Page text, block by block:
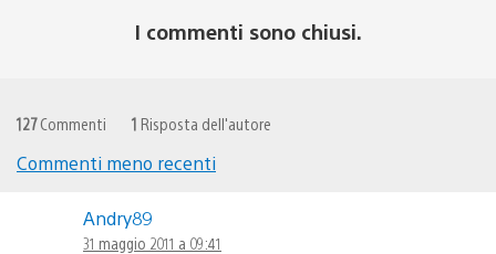
I commenti sono chiusi.
127Commenti 1 Risposta dell'autore
commenti
Commenti meno recenti
Andry89
31 maggio 2011 a 09:41